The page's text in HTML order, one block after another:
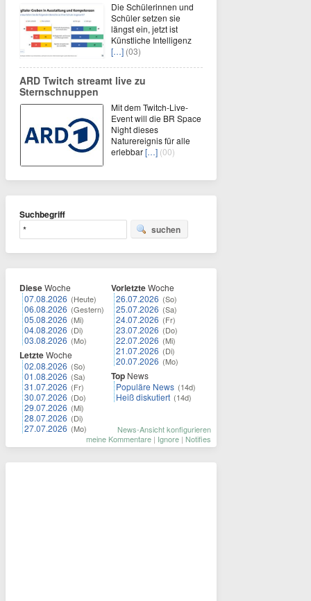
Die Schülerinnen und
Schüler setzen sie
längst ein, jetzt ist
Künstliche Intelligenz
[…] (03)
ARD Twitch streamt live zu
Sternschnuppen
Mit dem Twitch-Live-
Event will die BR Space
Night dieses
Naturereignis für alle
erlebbar[…] (00)
Suchbegriff
suchen
DieseWoche
07.08.2026 (Heute)
06.08.2026 (Gestern)
05.08.2026 (Mi)
04.08.2026 (Di)
03.08.2026 (Mo)
LetzteWoche
02.08.2026 (So)
01.08.2026 (Sa)
31.07.2026 (Fr)
30.07.2026 (Do)
29.07.2026 (Mi)
28.07.2026 (Di)
27.07.2026 (Mo)
VorletzteWoche
26.07.2026 (So)
25.07.2026 (Sa)
24.07.2026 (Fr)
23.07.2026 (Do)
22.07.2026 (Mi)
21.07.2026 (Di)
20.07.2026 (Mo)
Top News
Populäre News (14d)
Heiß diskutiert (14d)
News-Ansicht konfigurieren
meine Kommentare | Ignore | Notifies